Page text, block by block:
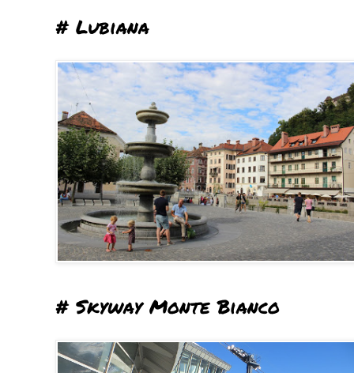
# Lubiana
# Skyway Monte Bianco